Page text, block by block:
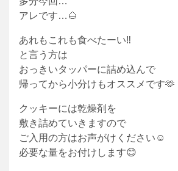
アレです…🌰
あれもこれも食べたーい‼︎
と言う方は
おっきいタッパーに詰め込んで
帰ってから小分けもオススメです🫶
クッキーには乾燥剤を
敷き詰めていきますので
ご入用の方はお声がけください☺️
必要な量をお付けします😊